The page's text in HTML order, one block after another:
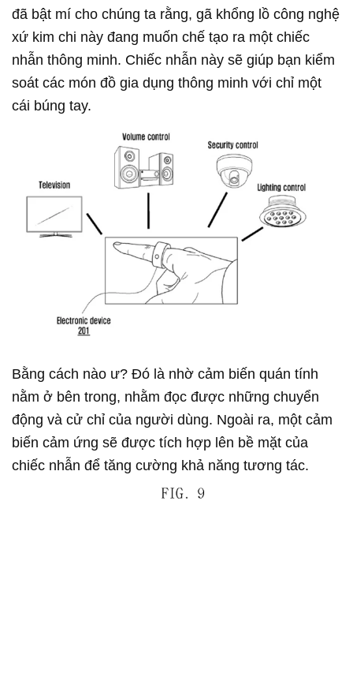
đã bật mí cho chúng ta rằng, gã khổng lồ công nghệ
xứ kim chi này đang muốn chế tạo ra một chiếc
nhẫn thông minh. Chiếc nhẫn này sẽ giúp bạn kiểm
soát các món đồ gia dụng thông minh với chỉ một
cái búng tay.
Bằng cách nào ư? Đó là nhờ cảm biến quán tính
nằm ở bên trong, nhằm đọc được những chuyển
động và cử chỉ của người dùng. Ngoài ra, một cảm
biến cảm ứng sẽ được tích hợp lên bề mặt của
chiếc nhẫn để tăng cường khả năng tương tác.